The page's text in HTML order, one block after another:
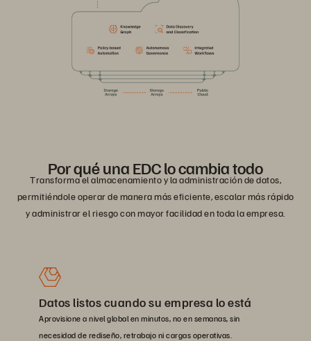
Por qué una EDC lo cambia todo
Transforma el almacenamiento y la administración de datos,
permitiéndole operar de manera más eficiente, escalar más rápido
y administrar el riesgo con mayor facilidad en toda la empresa.
Datos listos cuando su empresa lo está
Aprovisione a nivel global en minutos, no en semanas, sin
necesidad de rediseño, retrabajo ni cargas operativas.